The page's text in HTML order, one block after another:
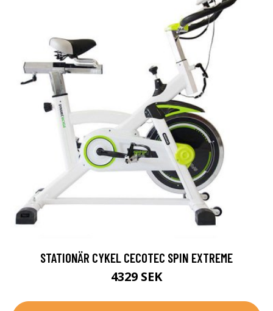
STATIONÄR CYKEL CECOTEC SPIN EXTREME
4329 SEK